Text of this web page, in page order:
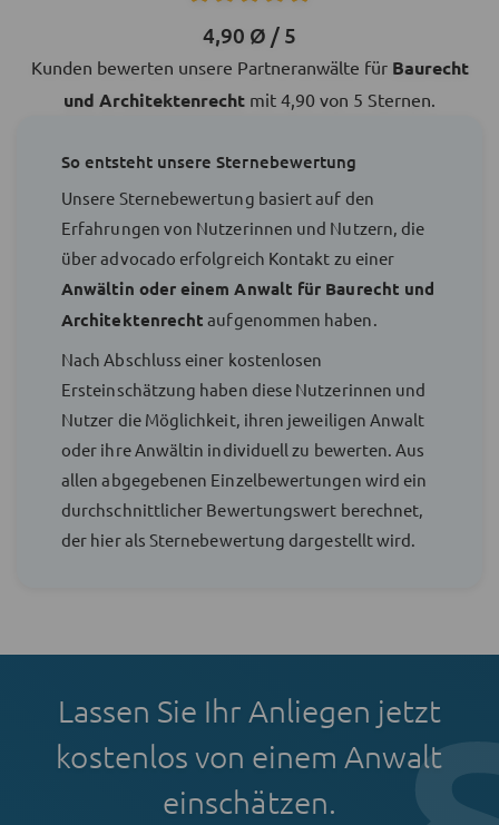
4,90 Ø / 5
Kunden bewerten unsere Partneranwälte für Baurecht
und Architektenrecht mit 4,90 von 5 Sternen.
So entsteht unsere Sternebewertung
Unsere Sternebewertung basiert auf den
Erfahrungen von Nutzerinnen und Nutzern, die
über advocado erfolgreich Kontakt zu einer
Anwältin oder einem Anwalt für Baurecht und
Architektenrecht aufgenommen haben.
Nach Abschluss einer kostenlosen
Ersteinschätzung haben diese Nutzerinnen und
Nutzer die Möglichkeit, ihren jeweiligen Anwalt
oder ihre Anwältin individuell zu bewerten. Aus
allen abgegebenen Einzelbewertungen wird ein
durchschnittlicher Bewertungswert berechnet,
der hier als Sternebewertung dargestellt wird.
Lassen Sie Ihr Anliegen jetzt
kostenlos von einem Anwalt
einschätzen.